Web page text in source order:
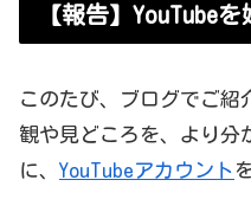
【報告】YouTube
このたび、ブログでご紹
観や見どころを、より分
に、 YouTubeアカウント